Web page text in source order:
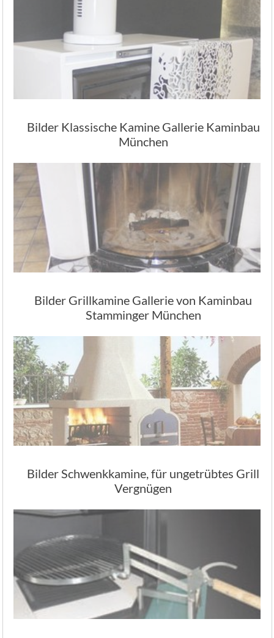
Bilder Klassische Kamine Gallerie Kaminbau
München
Bilder Grillkamine Gallerie von Kaminbau
Stamminger München
Bilder Schwenkkamine, für ungetrübtes Grill
Vergnügen